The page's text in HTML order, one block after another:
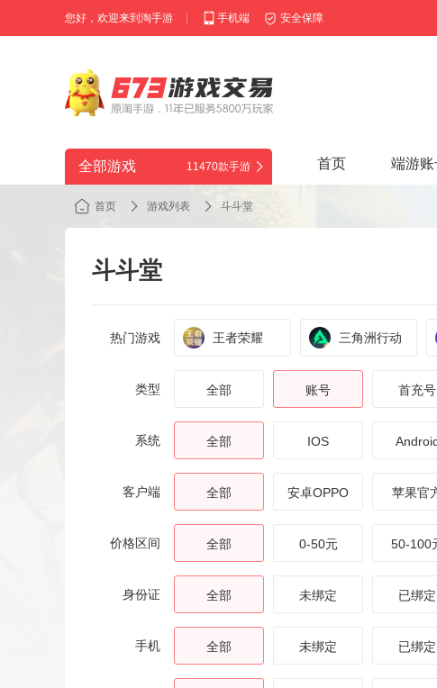
您好，欢迎来到淘手游 手机端 安全保障
全部游戏 11470款手游 首页 端游账
首页 游戏列表 斗斗堂
斗斗堂
热门游戏 王者荣耀 三角洲行动
类型 全部 账号 首充号
系统 全部 IOS
客户端 全部 安卓OPPO 苹果官
价格区间 全部 0-50元 50-100
身份证 全部 未绑定 已绑定
手机 全部 未绑定 已绑定